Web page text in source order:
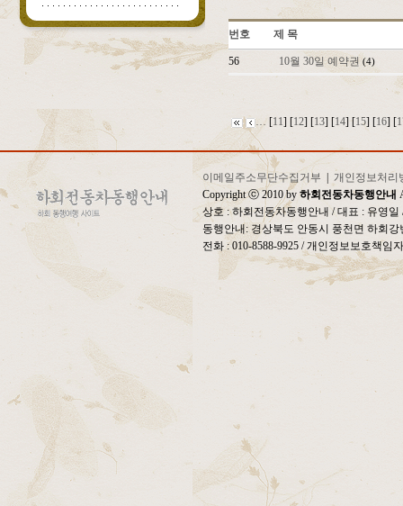
번호 제 목
56 10월 30일 예약권 (4)
… [11] [12] [13] [14] [15] [16] [
이메일주소무단수집거부
개인정보처리
Copyright ⓒ 2010 by 하회전동차동행안내
상호 : 하회전동차동행안내 / 대표 : 유영
동행안내: 경상북도 안동시 풍천면 하회
전화 : 010-8588-9925 / 개인정보보호책임